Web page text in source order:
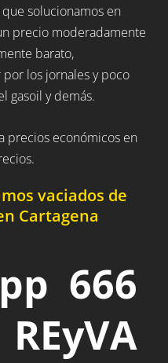
solucionamos en
precio moderadamente
barato,
los jornales y poco
gasoil y demás.
precios económicos en
vaciados de
Cartagena
666